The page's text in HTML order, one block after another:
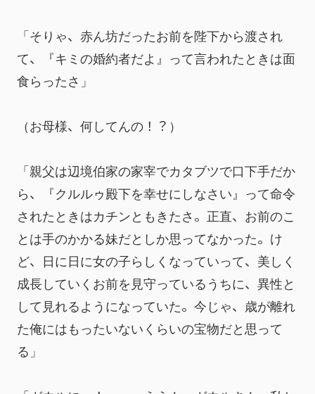
「そりゃ、赤ん坊だったお前を陛下から渡され
て、『キミの婚約者だよ』って言われたときは面
食らったさ」
（お母様、何してんの！？）
「親父は辺境伯家の家宰でカタブツで口下手だか
ら、『クルルゥ殿下を幸せにしなさい』って命令
されたときはカチンともきたさ。正直、お前のこ
とは手のかかる妹だとしか思ってなかった。け
ど、日に日に女の子らしくなっていって、美しく
成長していくお前を見守っているうちに、異性と
して見れるようになっていた。今じゃ、歳が離れ
た俺にはもったいないくらいの宝物だと思って
る」